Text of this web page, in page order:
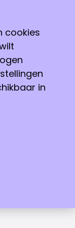
bekijken. Je
in de
te loggen.
cookies
in